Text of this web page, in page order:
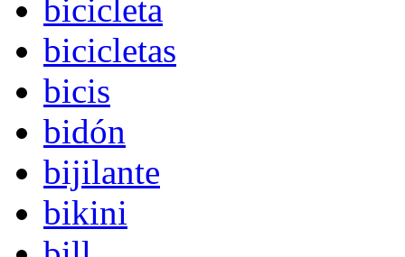
bicicleta
bicicletas
bicis
bidón
bijilante
bikini